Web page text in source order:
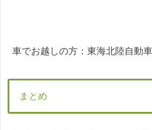
車でお越しの方：東海北陸自動
まとめ